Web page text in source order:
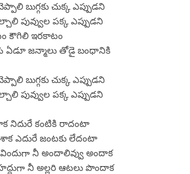
బుగ్గకు చుక్క ఎప్పుడని
పువ్వుల పక్క ఎప్పుడని
కౌగిలి ఇరకాటం
ఏడూ జన్మాలు తోడై బంధానికి
బుగ్గకు చుక్క ఎప్పుడని
పువ్వుల పక్క ఎప్పుడని
నిదురే కంటికి రాదంటా
ఎదురే జంటకు లేదంటా
నీ అందాలివ్వు అందాక
నీ అల్లరి ఆటలు పొందాక